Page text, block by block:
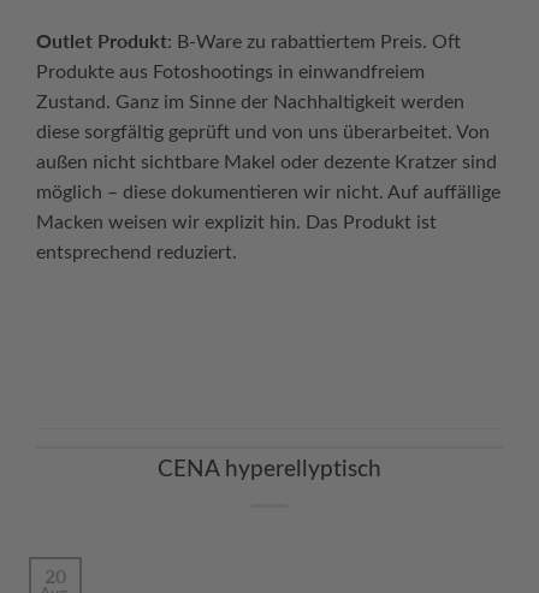
Outlet Produkt: B-Ware zu rabattiertem Preis. Oft
Produkte aus Fotoshootings in einwandfreiem
Zustand. Ganz im Sinne der Nachhaltigkeit werden
diese sorgfältig geprüft und von uns überarbeitet. Von
außen nicht sichtbare Makel oder dezente Kratzer sind
möglich – diese dokumentieren wir nicht. Auf auffällige
Macken weisen wir explizit hin. Das Produkt ist
entsprechend reduziert.
CENA hyperellyptisch
20